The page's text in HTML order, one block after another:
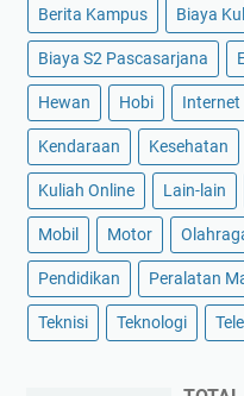
Berita Kampus Biaya
Biaya S2 Pascasarjana
Hewan Hobi Internet
Kendaraan Kesehatan
Kuliah Online Lain-lain
Mobil Motor
Pendidikan Peralatan
Teknisi Teknologi